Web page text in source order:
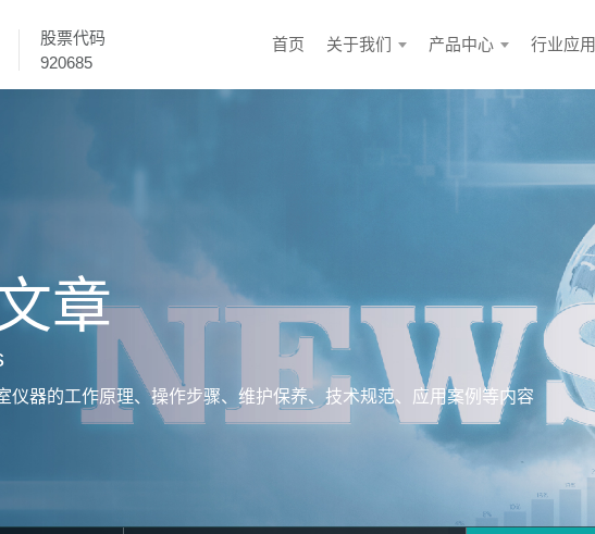
股票代码
920685
首页 关于我们 产品中心 行业应用
章
仪器的工作原理、操作步骤、维护保养、技术规范、应用案例等内容